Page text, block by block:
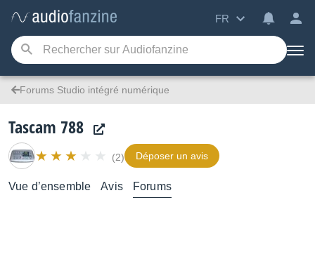
FR
Forums Studio intégré numérique
Tascam 788
(2) Déposer un avis
Vue d’ensemble Avis Forums